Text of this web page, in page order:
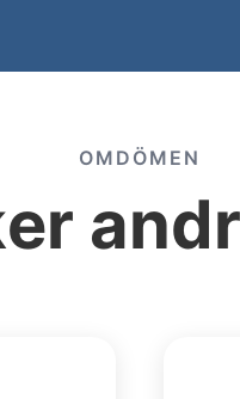
OMDÖMEN